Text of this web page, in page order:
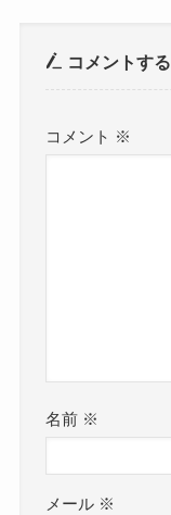
コメントする
コメント ※
名前 ※
メール ※